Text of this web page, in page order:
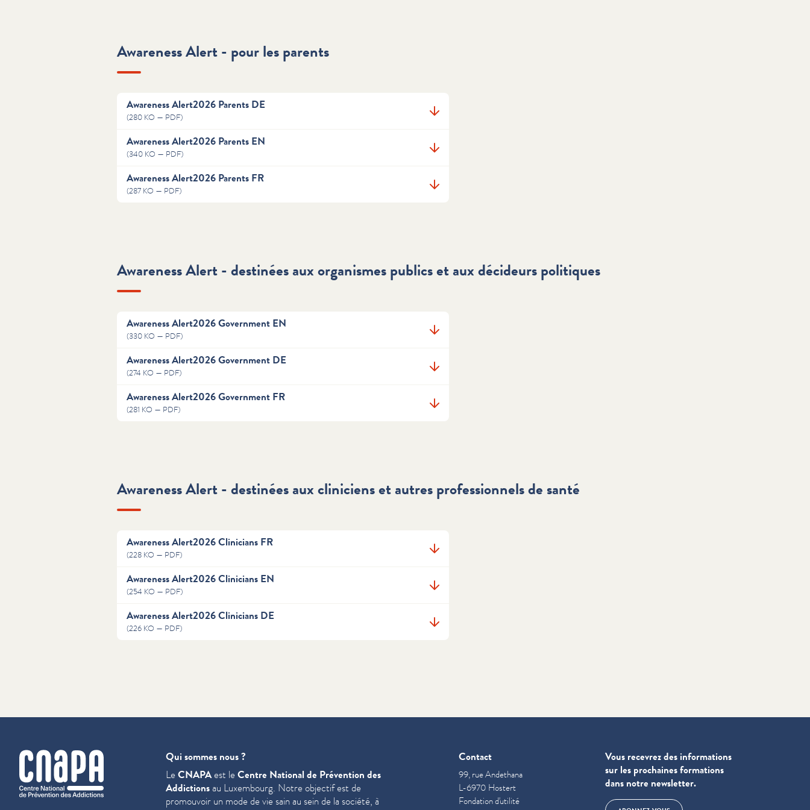
Awareness Alert - pour les parents
Awareness Alert2026 Parents DE
(280 KO — PDF)
Awareness Alert2026 Parents EN
(340 KO — PDF)
Awareness Alert2026 Parents FR
(287 KO — PDF)
Awareness Alert - destinées aux organismes publics et aux décideurs politiques
Awareness Alert2026 Government EN
(330 KO — PDF)
Awareness Alert2026 Government DE
(274 KO — PDF)
Awareness Alert2026 Government FR
(281 KO — PDF)
Awareness Alert - destinées aux cliniciens et autres professionnels de santé
Awareness Alert2026 Clinicians FR
(228 KO — PDF)
Awareness Alert2026 Clinicians EN
(254 KO — PDF)
Awareness Alert2026 Clinicians DE
(226 KO — PDF)
cnapa
Qui sommes nous ?
LeCNAPAest leCentre National de Prévention des
Addictionsau Luxembourg. Notre objectif est de
promouvoir un mode de vie sain au sein de la société, à
Contact
99, rue Andethana
L-6970 Hostert
Fondation d'utilité
Vous recevrez des informations
sur les prochaines formations
dans notre newsletter.